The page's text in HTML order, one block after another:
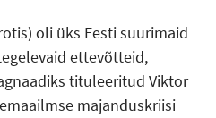
oli üks Eesti suurimaid
ettevõtteid,
tituleeritud Viktor
majanduskriisi